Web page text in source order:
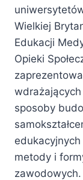
Wielkiej
Edukacji
Opieki
sposoby
metody i